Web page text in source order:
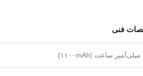
فنی